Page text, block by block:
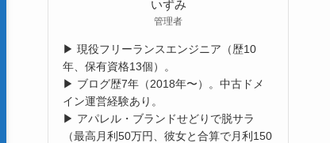
いずみ
管理者
▶︎ 現役フリーランスエンジニア（歴10
年、保有資格13個）。
▶︎ ブログ歴7年（2018年〜）。中古ドメ
イン運営経験あり。
▶︎ アパレル・ブランドせどりで脱サラ
（最高月利50万円、彼女と合算で月利150